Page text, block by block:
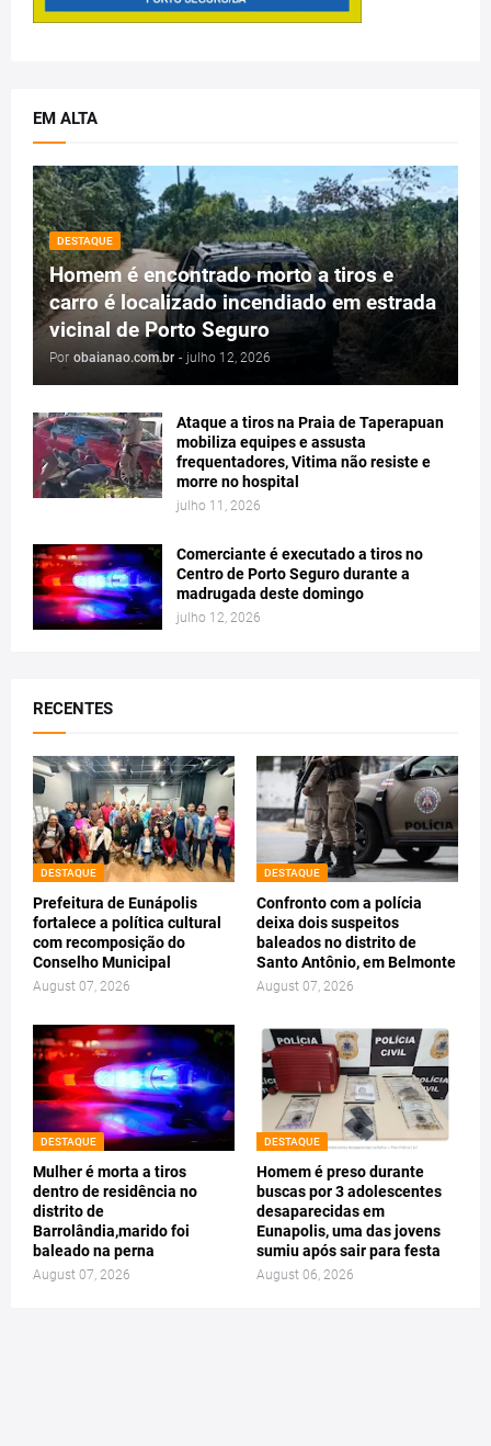
EM ALTA
DESTAQUE
Homem é encontrado morto a tiros e
carro é localizado incendiado em estrada
vicinal de Porto Seguro
Por obaianao.com.br - julho 12, 2026
Ataque a tiros na Praia de Taperapuan
mobiliza equipes e assusta
frequentadores, Vitima não resiste e
morre no hospital
julho 11, 2026
Comerciante é executado a tiros no
Centro de Porto Seguro durante a
madrugada deste domingo
julho 12, 2026
RECENTES
DESTAQUE
Prefeitura de Eunápolis
fortalece a política cultural
com recomposição do
Conselho Municipal
August 07, 2026
DESTAQUE
Confronto com a polícia
deixa dois suspeitos
baleados no distrito de
Santo Antônio, em Belmonte
August 07, 2026
DESTAQUE
Mulher é morta a tiros
dentro de residência no
distrito de
Barrolândia,marido foi
baleado na perna
August 07, 2026
DESTAQUE
Homem é preso durante
buscas por 3 adolescentes
desaparecidas em
Eunapolis, uma das jovens
sumiu após sair para festa
August 06, 2026